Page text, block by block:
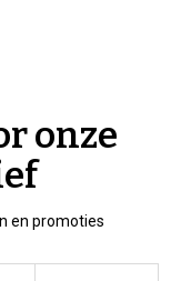
onze
en promoties